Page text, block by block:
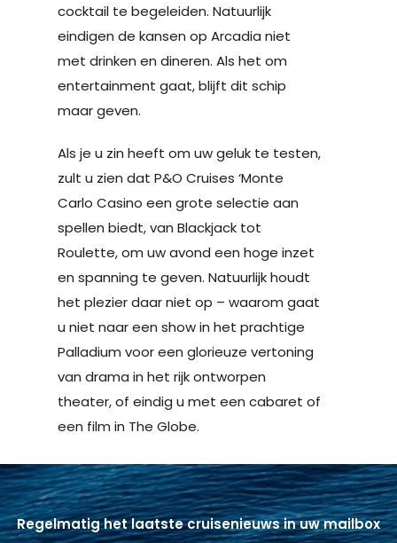
cocktail te begeleiden. Natuurlijk
eindigen de kansen op Arcadia niet
met drinken en dineren. Als het om
entertainment gaat, blijft dit schip
maar geven.
Als je u zin heeft om uw geluk te testen,
zult u zien dat P&O Cruises ‘Monte
Carlo Casino een grote selectie aan
spellen biedt, van Blackjack tot
Roulette, om uw avond een hoge inzet
en spanning te geven. Natuurlijk houdt
het plezier daar niet op – waarom gaat
u niet naar een show in het prachtige
Palladium voor een glorieuze vertoning
van drama in het rijk ontworpen
theater, of eindig u met een cabaret of
een film in The Globe.
Regelmatig het laatste cruisenieuws in uw mailbox